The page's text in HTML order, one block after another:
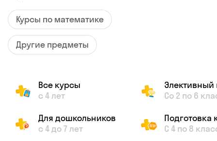
Курсы по математике
Другие предметы
Все курсы
с 4 лет
Для дошкольников
с 4 до 7 лет
Элективный
Со 2 по 6
Подготовка
С 4 по 8